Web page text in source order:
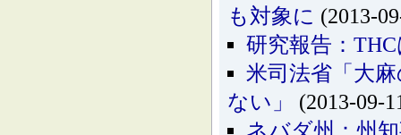
も対象に (2013-
研究報告：
米司法省「大
ない」
(2013-09-